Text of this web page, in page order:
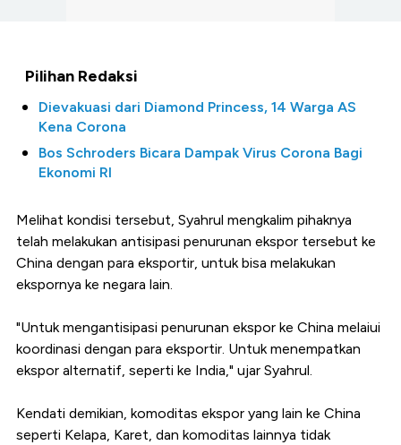
Pilihan Redaksi
Dievakuasi dari Diamond Princess, 14 Warga AS
Kena Corona
Bos Schroders Bicara Dampak Virus Corona Bagi
Ekonomi RI
Melihat kondisi tersebut, Syahrul mengkalim pihaknya
telah melakukan antisipasi penurunan ekspor tersebut ke
China dengan para eksportir, untuk bisa melakukan
ekspornya ke negara lain.
"Untuk mengantisipasi penurunan ekspor ke China melaiui
koordinasi dengan para eksportir. Untuk menempatkan
ekspor alternatif, seperti ke India," ujar Syahrul.
Kendati demikian, komoditas ekspor yang lain ke China
seperti Kelapa, Karet, dan komoditas lainnya tidak